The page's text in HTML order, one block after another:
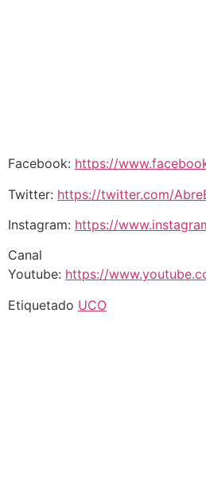
Facebook: https://
Twitter: https://twitter.com/
Instagram: https://
Canal
Youtube: https://
Etiquetado UCO